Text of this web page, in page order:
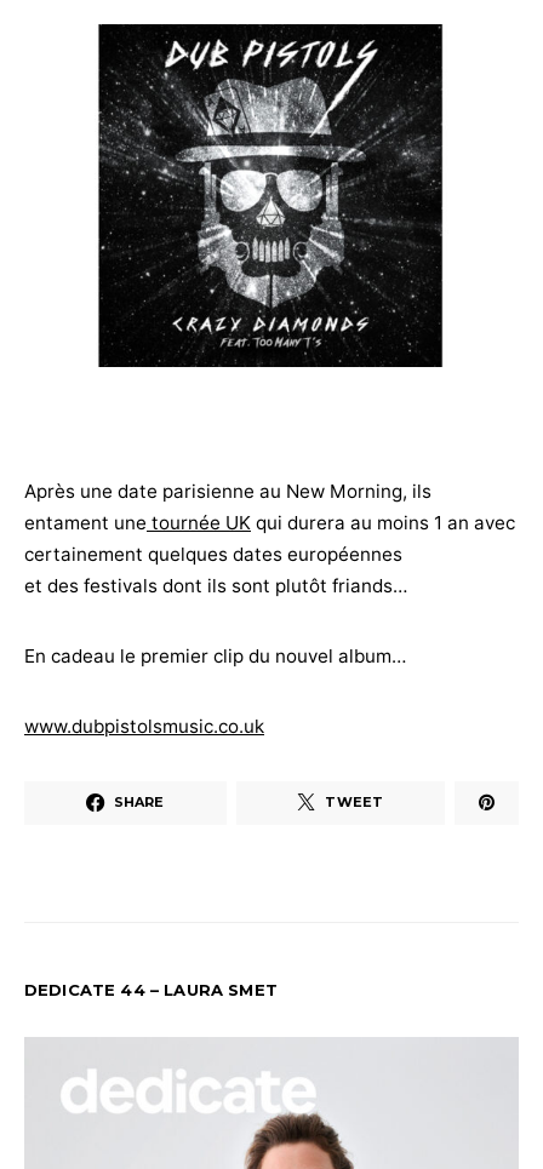
Après une date parisienne au New Morning, ils
entament une tournée UK qui durera au moins 1 an avec
certainement quelques dates européennes
et des festivals dont ils sont plutôt friands…
En cadeau le premier clip du nouvel album…
www.dubpistolsmusic.co.uk
SHARE TWEET
DEDICATE 44 – LAURA SMET